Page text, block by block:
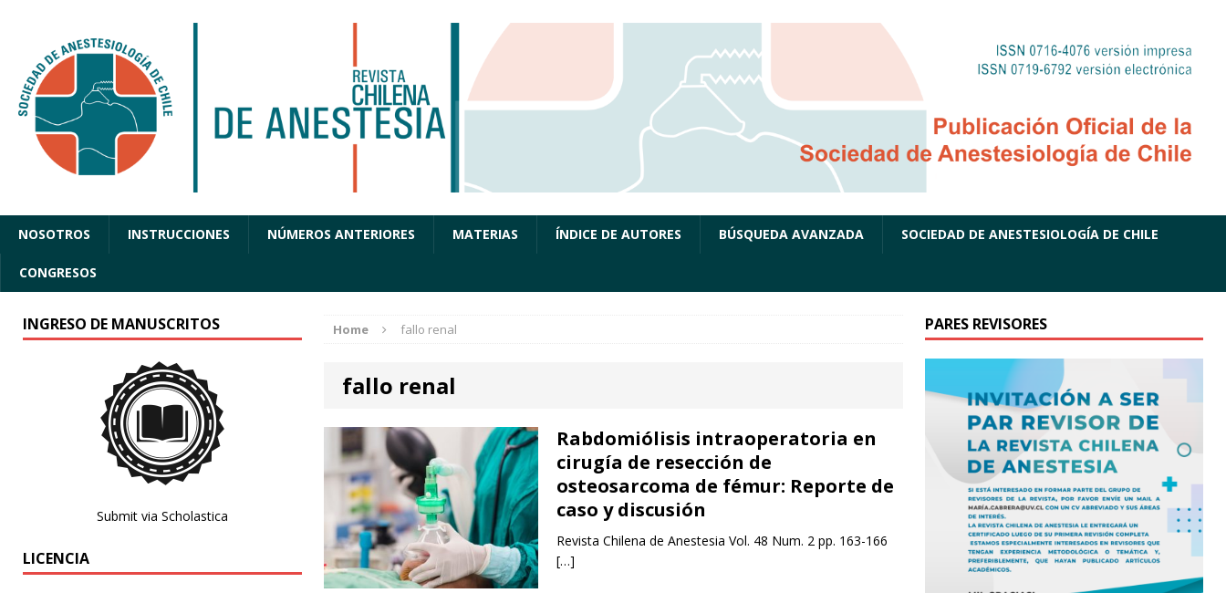
NOSOTROS INSTRUCCIONES NÚMEROS ANTERIORES MATERIAS ÍNDICE DE AUTORES BÚSQUEDA AVANZADA SOCIEDAD DE ANESTESIOLOGÍA DE CHILE
CONGRESOS
Home fallo renal
fallo renal
Rabdomiólisis intraoperatoria en
cirugía de resección de
osteosarcoma de fémur: Reporte de
caso y discusión
Revista Chilena de Anestesia Vol. 48 Num. 2 pp. 163-166
[…]
INGRESO DE MANUSCRITOS
Submit via Scholastica
LICENCIA
PARES REVISORES